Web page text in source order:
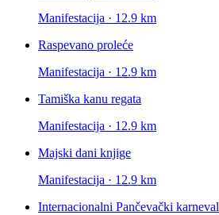
Manifestacija · 12.9 km
Raspevano proleće
Manifestacija · 12.9 km
Tamiška kanu regata
Manifestacija · 12.9 km
Majski dani knjige
Manifestacija · 12.9 km
Internacionalni Pančevački karneval